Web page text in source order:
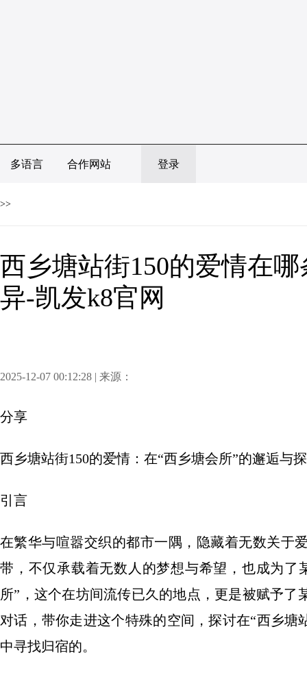
多语言 合作网站 登录
>>
西乡塘站街150的爱情在
异-凯发k8官网
2025-12-07 00:12:28 | 来源：
分享
西乡塘站街150的爱情：在“西乡塘会所”的邂逅与
引言
在繁华与喧嚣交织的都市一隅，隐藏着无数关于
带，不仅承载着无数人的梦想与希望，也成为
所”，这个在坊间流传已久的地点，更是被赋予
对话，带你走进这个特殊的空间，探讨在“西乡塘
中寻找归宿的。